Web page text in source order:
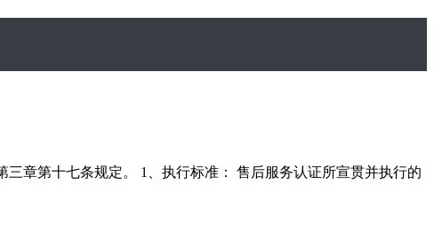
章第十七条规定。 1、执行标准： 售后服务认证所宣贯并执行的